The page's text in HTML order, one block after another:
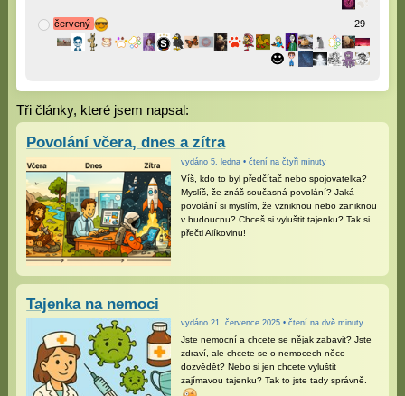
29
červený
Tři články, které jsem napsal:
Povolání včera, dnes a zítra
vydáno 5. ledna • čtení na čtyři minuty
Víš, kdo to byl předčítač nebo spojovatelka?
Myslíš, že znáš současná povolání? Jaká
povolání si myslím, že vzniknou nebo zaniknou
v budoucnu? Chceš si vyluštit tajenku? Tak si
přečti Alíkovinu!
Tajenka na nemoci
vydáno 21. července 2025 • čtení na dvě minuty
Jste nemocní a chcete se nějak zabavit? Jste
zdraví, ale chcete se o nemocech něco
dozvědět? Nebo si jen chcete vyluštit
zajímavou tajenku? Tak to jste tady správně.